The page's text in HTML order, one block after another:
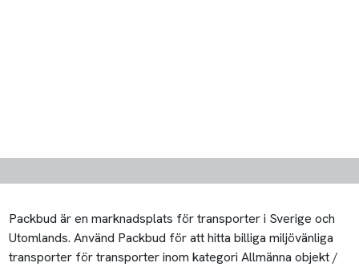
Packbud är en marknadsplats för transporter i Sverige och
Utomlands. Använd Packbud för att hitta billiga miljövänliga
transporter för transporter inom kategori Allmänna objekt /